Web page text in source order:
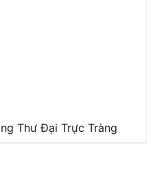
Thư Đại Trực Tràng